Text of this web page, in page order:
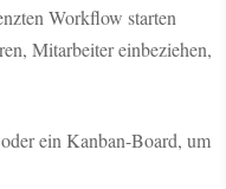
Workflow starten
Mitarbeiter einbeziehen,
ein Kanban-Board, um